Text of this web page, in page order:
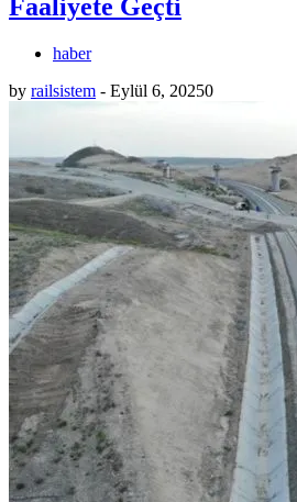
Faaliyete Geçti
haber
by railsistem - Eylül 6, 20250